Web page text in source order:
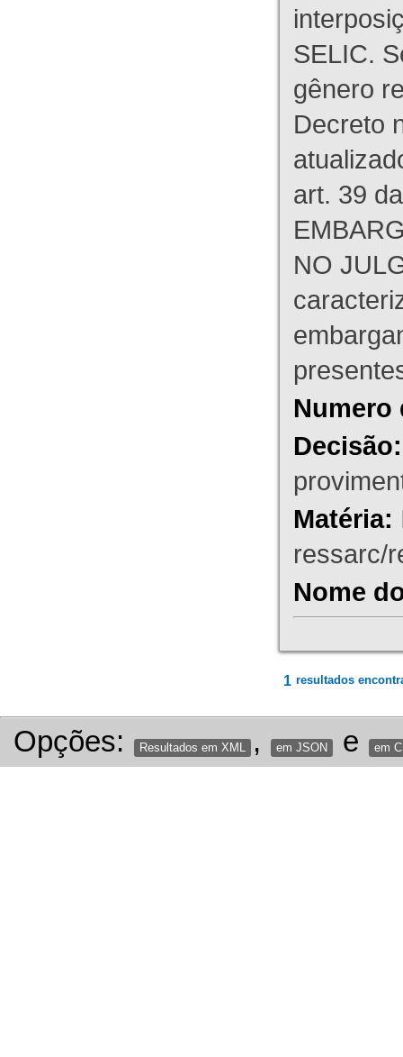
SELIC.
gênero
Decreto
art. 39
NO
Numero
Decisão:
Matéria:
ressarc/
Nome
1 resultados
Opções: Resultados em XML , em JSON e em